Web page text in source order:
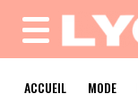
MENU
ACCUEIL MODE